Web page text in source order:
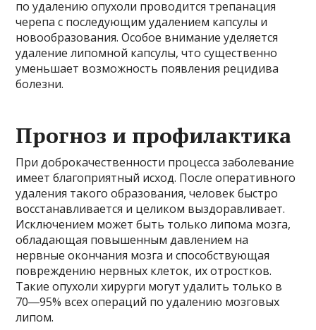
по удалению опухоли проводится трепанация
черепа с последующим удалением капсулы и
новообразования. Особое внимание уделяется
удаление липомной капсулы, что существенно
уменьшает возможность появления рецидива
болезни.
Прогноз и профилактика
При доброкачественности процесса заболевание
имеет благоприятный исход. После оперативного
удаления такого образования, человек быстро
восстанавливается и целиком выздоравливает.
Исключением может быть только липома мозга,
обладающая повышенным давлением на
нервные окончания мозга и способствующая
повреждению нервных клеток, их отростков.
Такие опухоли хирурги могут удалить только в
70―95% всех операций по удалению мозговых
липом.